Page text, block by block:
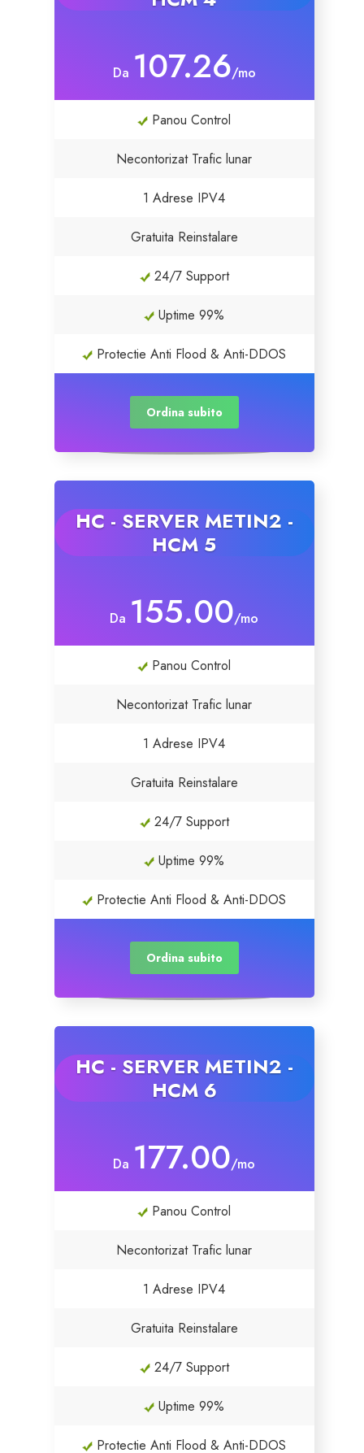
Da 107.26/mo
Panou Control
Necontorizat Trafic lunar
1 Adrese IPV4
Gratuita Reinstalare
24/7 Support
Uptime 99%
Protectie Anti Flood & Anti-DDOS
Ordina subito
HC - SERVER METIN2 -
HCM 5
Da 155.00/mo
Panou Control
Necontorizat Trafic lunar
1 Adrese IPV4
Gratuita Reinstalare
24/7 Support
Uptime 99%
Protectie Anti Flood & Anti-DDOS
Ordina subito
HC - SERVER METIN2 -
HCM 6
Da 177.00/mo
Panou Control
Necontorizat Trafic lunar
1 Adrese IPV4
Gratuita Reinstalare
24/7 Support
Uptime 99%
Protectie Anti Flood & Anti-DDOS